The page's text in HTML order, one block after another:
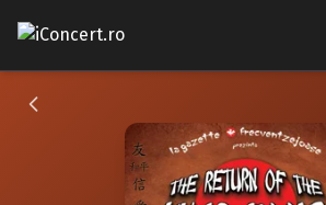
CONCERTE